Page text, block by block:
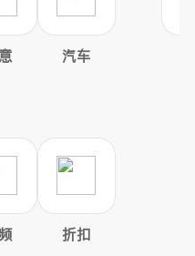
汽车
折扣